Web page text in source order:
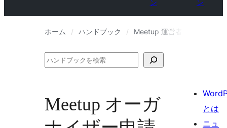
ン
ン
ホーム ハンドブック Meetup 運営者ハンドブック
検
Meetup オーガ
とは
ニュ